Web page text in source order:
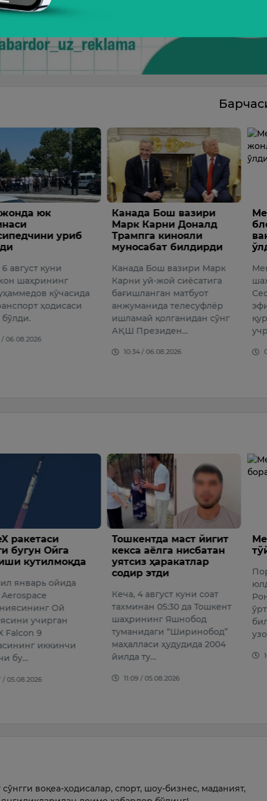
юк
уриб
куни
кўчасида
ҳодисаси
Канада Бош вазири
Марк Карни Доналд
Трампга кинояли
муносабат билдирди
Канада Бош вазири Марк
Карни уй-жой сиёсатига
бағишланган матбуот
анжуманида телесуфлёр
ишламай қолганидан сўнг
АҚШ Президен…
10:34 / 06.08.2026
Сесар
эфир
учраб,
09:25
Ойга
кутилмоқда
ойида
Ой
учирган
9
иккинчи
Тошкентда маст йигит
кекса аёлга нисбатан
уятсиз ҳаракатлар
содир этди
Кеча, 4 август куни соат
тахминан 05:30 да Тошкент
шаҳрининг Яшнобод
туманидаги “Ширинобод”
маҳалласи ҳудудида 2004
йилда ту…
11:09 / 05.08.2026
ўртоғи
билан
узоқ
10:09 /
воқеа-ҳодисалар, спорт, шоу-бизнес, маданият,